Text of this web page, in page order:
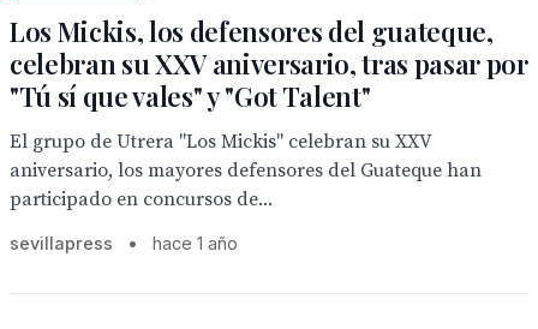
Los Mickis, los defensores del guateque,
celebran su XXV aniversario, tras pasar por
"Tú sí que vales" y "Got Talent"
El grupo de Utrera "Los Mickis" celebran su XXV
aniversario, los mayores defensores del Guateque han
participado en concursos de...
sevillapress • hace 1 año